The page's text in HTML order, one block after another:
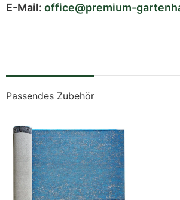
E-Mail: office@premium-
Passendes Zubehör